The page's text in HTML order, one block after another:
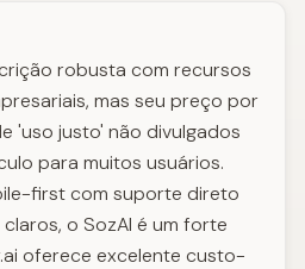
robusta com recursos
mas seu preço por
'uso justo' não divulgados
para muitos usuários.
first com suporte direto
o SozAI é um forte
oferece excelente custo-